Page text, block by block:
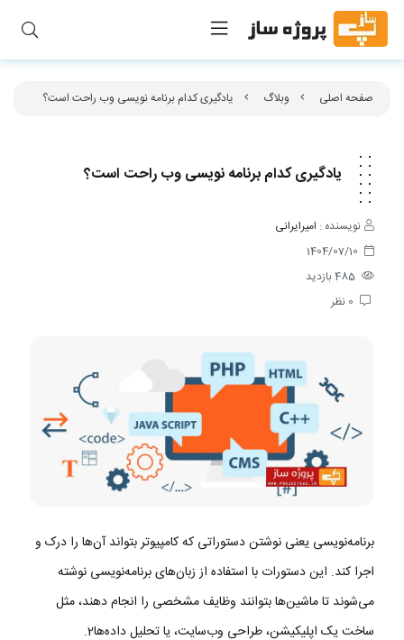
صفحه اصلی وبلاگ یادگیری کدام برنامه نویسی وب راحت است؟
یادگیری کدام برنامه نویسی وب راحت است؟
نویسنده : امیرایرانی
1404/07/10
485بازدید
0 نظر
برنامه‌نویسی یعنی نوشتن دستوراتی که کامپیوتر بتواند آن‌ها را درک و
اجرا کند. این دستورات با استفاده از زبان‌های برنامه‌نویسی نوشته
می‌شوند تا ماشین‌ها بتوانند وظایف مشخصی را انجام دهند، مثل
ساخت یک اپلیکیشن، طراحی وب‌سایت، یا تحلیل داده‌ها2.